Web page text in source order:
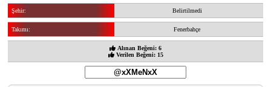
Şehir: Belirtilmedi
Takımı: Fenerbahçe
Alınan Beğeni: 6
Verilen Beğeni: 15